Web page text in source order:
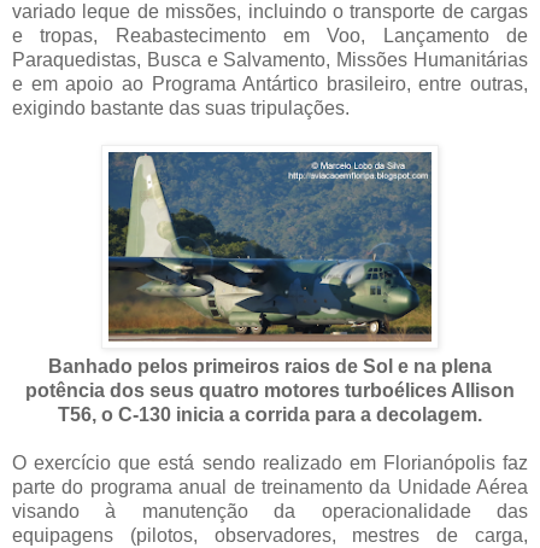
variado leque de missões, incluindo o transporte de cargas
e tropas, Reabastecimento em Voo, Lançamento de
Paraquedistas, Busca e Salvamento, Missões Humanitárias
e em apoio ao Programa Antártico brasileiro, entre outras,
exigindo bastante das suas tripulações.
Banhado pelos primeiros raios de Sol e na plena
potência dos seus quatro motores turboélices Allison
T56, o C-130 inicia a corrida para a decolagem.
O exercício que está sendo realizado em Florianópolis faz
parte do programa anual de treinamento da Unidade Aérea
visando à manutenção da operacionalidade das
equipagens (pilotos, observadores, mestres de carga,